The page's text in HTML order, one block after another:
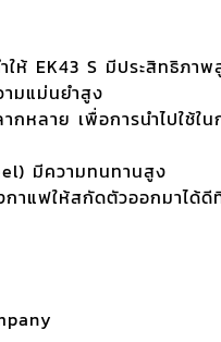
ห้ EK43 S มีประสิทธิภา
มแม่นยำสูง
หลาย เพื่อการนำไปใช้ใ
มีความทนทานสูง
าแฟให้สกัดตัวออกมาได้